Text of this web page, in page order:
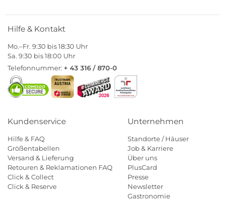
Hilfe & Kontakt
Mo.–Fr. 9:30 bis 18:30 Uhr
Sa. 9:30 bis 18:00 Uhr
Telefonnummer: + 43 316 / 870-0
Kundenservice
Hilfe & FAQ
Größentabellen
Versand & Lieferung
Retouren & Reklamationen FAQ
Click & Collect
Click & Reserve
Unternehmen
Standorte / Häuser
Job & Karriere
Über uns
PlusCard
Presse
Newsletter
Gastronomie